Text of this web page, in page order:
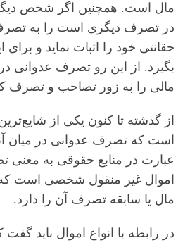
مال است. همچنین اگر شخص
در تصرف دیگری است را به تصرف
حقانتی خود را اثبات نماید و
بگیرد. از این رو تصرف عدوانی
مالی را به زور تصاحب و تصرف
از گذشته تا کنون یکی از
است که تصرف عدوانی در میان
عبارت در منابع حقوقی به
اموال غیر منقول شخصی است
مال یا سابقه تصرف آن را دارد.
در رابطه با انواع اموال باید